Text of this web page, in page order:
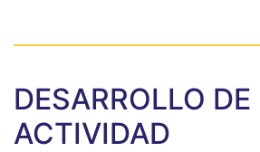
DESARROLLO
ACTIVIDAD